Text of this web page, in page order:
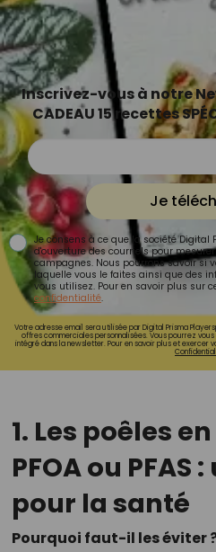
Inscrivez-vous à notre
CADEAU 15 recettes
Je
Je consens à ce que la société Digital
d'ouverture des courriels pour
campagnes. Nous pourrons savoir si
laquelle vous le faites ainsi que des
vous utilisez. Pour en savoir plus sur
confidentialité.
Votre adresse email sera utilisée par Digital Prisma
offres commerciales personnalisées. Vous pourrez
intégré dans la newsletter. Pour en savoir plus et exercer
1. Les poêles
PFOA ou PFAS
pour la santé
Pourquoi faut-il les éviter